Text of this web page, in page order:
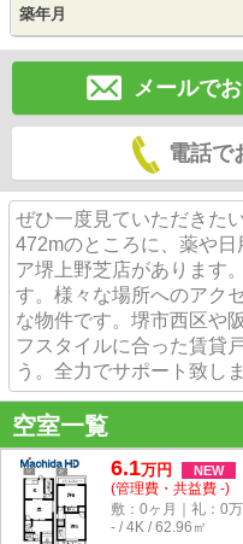
築年月
メールで
電話で
ぜひ一度見ていただきた
472mのところに、薬や
ア堺上野芝店があります
す。様々な場所へのアク
な物件です。堺市西区や
フスタイルに合った賃貸
う。全力でサポート致しま
空室一覧
6.1万円 NEW
(管理費・共益費 -)
敷：0ヶ月｜礼：0
- / 4K / 62.96㎡